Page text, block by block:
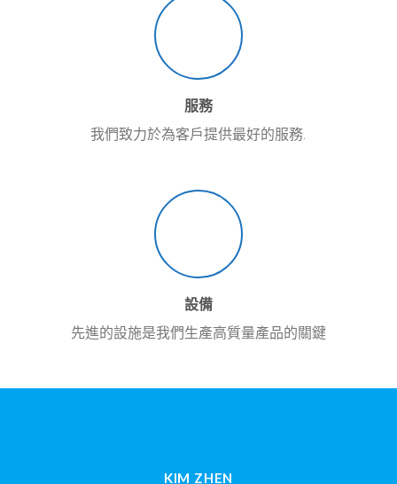
服務
我們致力於為客戶提供最好的服務.
設備
先進的設施是我們生產高質量產品的關鍵
KIM ZHEN